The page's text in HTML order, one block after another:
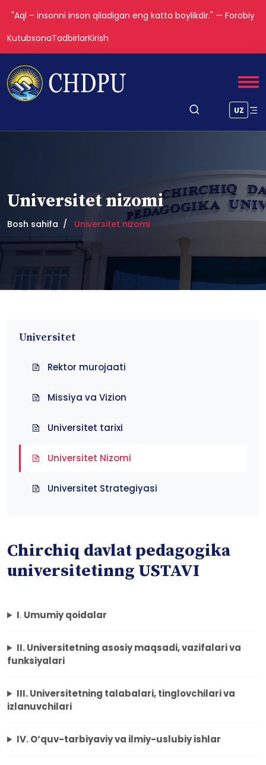
"Aql – insonni inson qiladigan eng katta boylikdir." — Forobiy
KutubxonaTadbirlarKirish
UZ
Universitet nizomi
Bosh sahifa Universitet nizomi
Universitet
Rektor murojaati
Missiya va Vizion
Universitet tarixi
Universitet Nizomi
Universitet Strategiyasi
Chirchiq davlat pedagogika
universitetinng USTAVI
I. Umumiy qoidalar
II. Universitetning asosiy maqsadi, vazifalari va
funksiyalari
III. Universitetning talabalari, tinglovchilari va
izlanuvchilari
IV. O‘quv-tarbiyaviy va ilmiy-uslubiy ishlar